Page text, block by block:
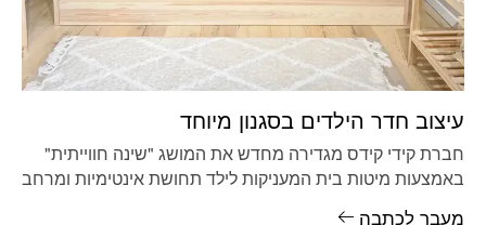
עיצוב חדר הילדים בסגנון מיוחד
חברת קידי קידס מגדירה מחדש את המושג "שינה חווייתית"
באמצעות מיטות בית המעניקות לילד תחושת אינטימיות ומרחב
מעבר לכתבה